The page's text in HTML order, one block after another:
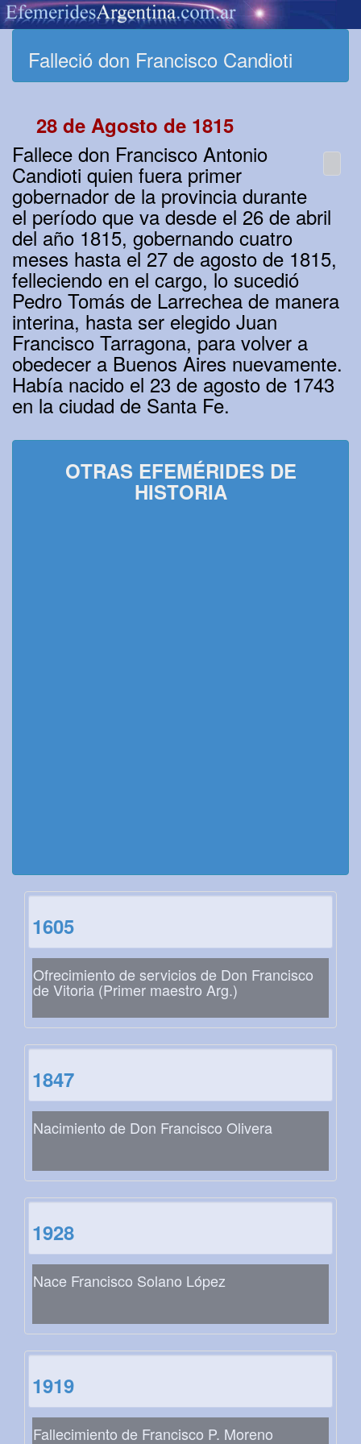
Falleció don Francisco Candioti
28 de Agosto de 1815
Fallece don Francisco Antonio
Candioti quien fuera primer
gobernador de la provincia durante
el período que va desde el 26 de abril
del año 1815, gobernando cuatro
meses hasta el 27 de agosto de 1815,
felleciendo en el cargo, lo sucedió
Pedro Tomás de Larrechea de manera
interina, hasta ser elegido Juan
Francisco Tarragona, para volver a
obedecer a Buenos Aires nuevamente.
Había nacido el 23 de agosto de 1743
en la ciudad de Santa Fe.
OTRAS EFEMÉRIDES DE
HISTORIA
1605
Ofrecimiento de servicios de Don Francisco
de Vitoria (Primer maestro Arg.)
1847
Nacimiento de Don Francisco Olivera
1928
Nace Francisco Solano López
1919
Fallecimiento de Francisco P. Moreno